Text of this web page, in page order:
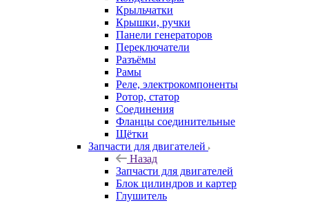
Крыльчатки
Крышки, ручки
Панели генераторов
Переключатели
Разъёмы
Рамы
Реле, электрокомпоненты
Ротор, статор
Соединения
Фланцы соединительные
Щётки
Запчасти для двигателей
Назад
Запчасти для двигателей
Блок цилиндров и картер
Глушитель